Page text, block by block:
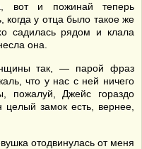
вот и пожинай теперь
когда у отца было такое же
садилась рядом и клала
она.
так, — парой фраз
что у нас с ней ничего
пожалуй, Джейс гораздо
замок есть, вернее,
отодвинулась от меня